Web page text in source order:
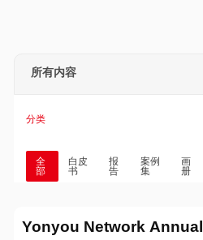
所有内容
分类
全
部
白皮
书
报
告
案例
集
画
册
Yonyou Network Annual